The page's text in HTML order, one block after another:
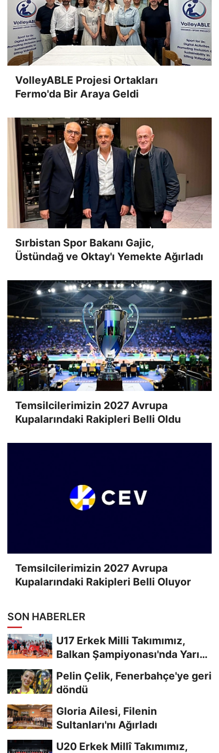
VolleyABLE Projesi Ortakları
Fermo'da Bir Araya Geldi
Sırbistan Spor Bakanı Gajic,
Üstündağ ve Oktay'ı Yemekte Ağırladı
Temsilcilerimizin 2027 Avrupa
Kupalarındaki Rakipleri Belli Oldu
Temsilcilerimizin 2027 Avrupa
Kupalarındaki Rakipleri Belli Oluyor
SON HABERLER
U17 Erkek Milli Takımımız,
Balkan Şampiyonası'nda Yarı
Pelin Çelik, Fenerbahçe'ye geri
döndü
Gloria Ailesi, Filenin
Sultanları'nı Ağırladı
U20 Erkek Millî Takımımız,